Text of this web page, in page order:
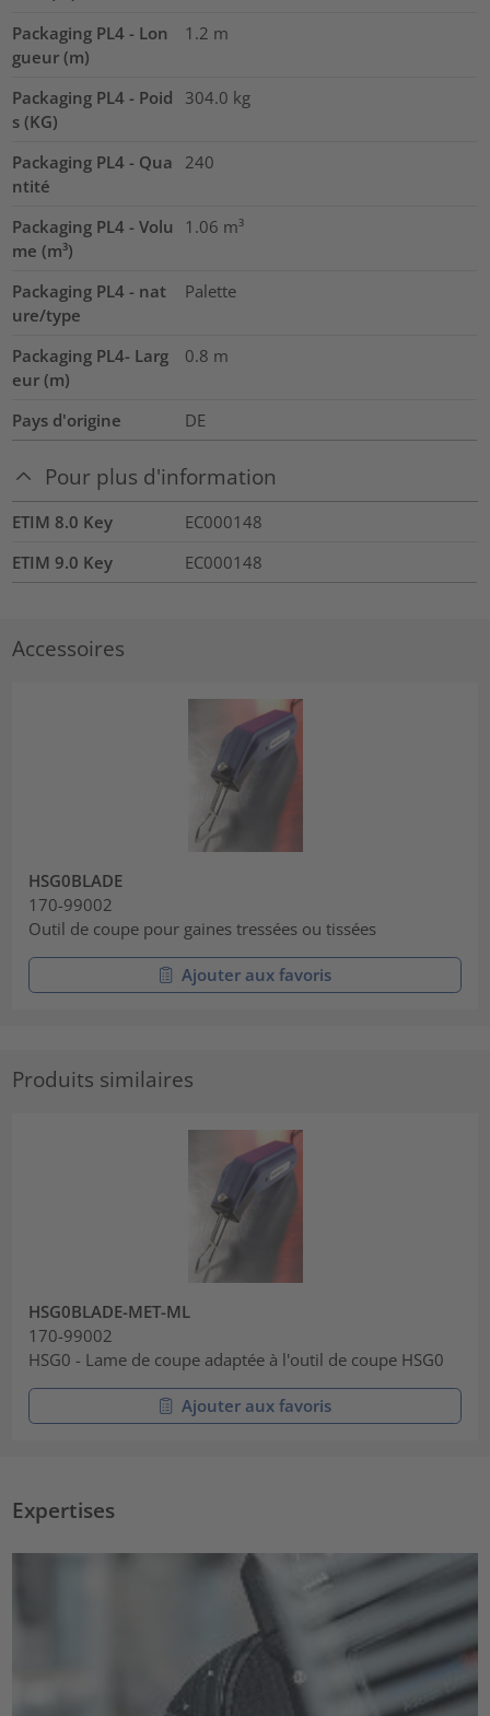
Packaging PL4 - Lon
gueur (m)
1.2 m
Packaging PL4 - Poid
s (KG)
304.0 kg
Packaging PL4 - Qua
ntité
240
Packaging PL4 - Volu
me (m³)
1.06 m³
Packaging PL4 - nat
ure/type
Palette
Packaging PL4- Larg
eur (m)
0.8 m
Pays d'origine DE
Pour plus d'information
ETIM 8.0 Key
EC000148
ETIM 9.0 Key
EC000148
Accessoires
HSG0BLADE
170-99002
Outil de coupe pour gaines tressées ou tissées
Ajouter aux favoris
Produits similaires
HSG0BLADE-MET-ML
170-99002
HSG0 - Lame de coupe adaptée à l'outil de coupe HSG0
Ajouter aux favoris
Expertises